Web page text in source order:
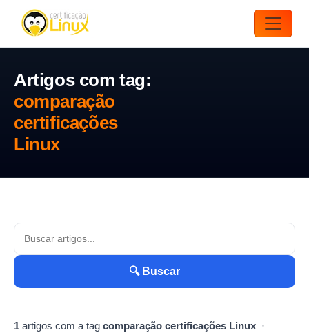
Artigos com tag:
comparação
certificações
Linux
🔍 Buscar
1 artigos com a tag comparação certificações Linux ·